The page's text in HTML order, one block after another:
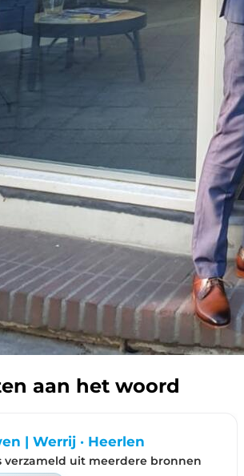
aan het woord